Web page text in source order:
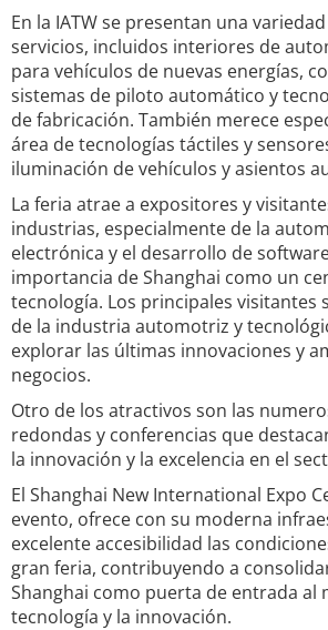
En la IATW se presentan una
servicios, incluidos interiores de
para vehículos de nuevas energías,
sistemas de piloto automático y
de fabricación. También merece
área de tecnologías táctiles y
iluminación de vehículos y asientos
La feria atrae a expositores y
industrias, especialmente de la
electrónica y el desarrollo de
importancia de Shanghai como un
tecnología. Los principales visitantes
de la industria automotriz y
explorar las últimas innovaciones y
negocios.
Otro de los atractivos son las
redondas y conferencias que
la innovación y la excelencia en el
El Shanghai New International Expo
evento, ofrece con su moderna
excelente accesibilidad las
gran feria, contribuyendo a
Shanghai como puerta de entrada al
tecnología y la innovación.